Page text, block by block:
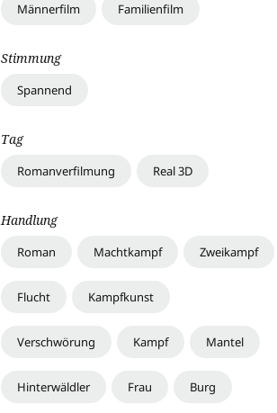
Männerfilm Familienfilm
Stimmung
Spannend
Tag
Romanverfilmung Real 3D
Handlung
Roman Machtkampf Zweikampf
Flucht Kampfkunst
Verschwörung Kampf Mantel
Hinterwäldler Frau Burg